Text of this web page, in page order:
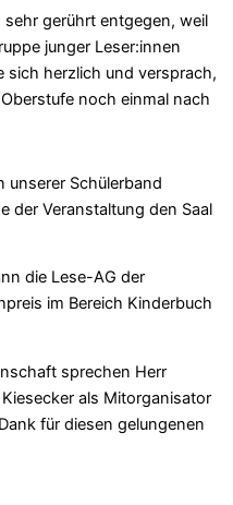
gerührt entgegen, weil
junger Leser:innen
sich herzlich und versprach,
noch einmal nach
unserer Schülerband
der Veranstaltung den Saal
die Lese-AG der
im Bereich Kinderbuch
sprechen Herr
als Mitorganisator
für diesen gelungenen